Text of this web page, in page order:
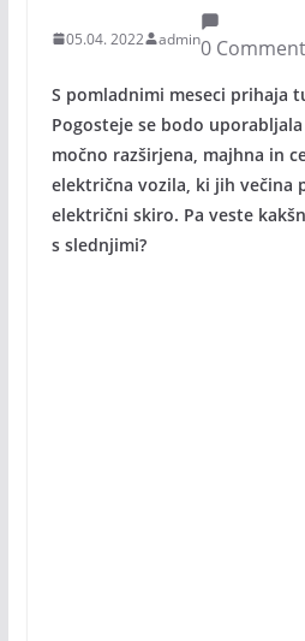
05.04. 2022 admin0
S pomladnimi meseci prihaja
Pogosteje se bodo
močno razširjena, majhna in
električna vozila, ki jih večina
električni skiro. Pa veste
s slednjimi?